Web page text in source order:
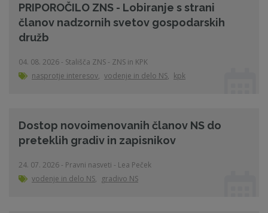
PRIPOROČILO ZNS - Lobiranje s strani
članov nadzornih svetov gospodarskih
družb
04. 08. 2026 - Stališča ZNS - ZNS in KPK
nasprotje interesov, vodenje in delo NS, kpk
Dostop novoimenovanih članov NS do
preteklih gradiv in zapisnikov
24. 07. 2026 - Pravni nasveti - Lea Peček
vodenje in delo NS, gradivo NS